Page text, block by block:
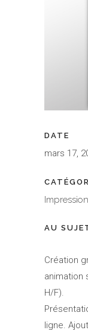
DATE
mars 17,
Impression
AU
Création
animation
H/F).
ligne.